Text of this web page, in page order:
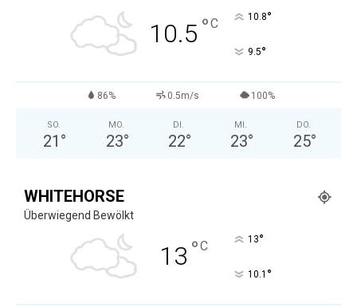
10.5 °C 10.8°
9.5°
86% 0.5m/s 100%
SO.
21 °
MO.
23°
DI.
22°
MI.
23°
DO.
25°
WHITEHORSE
Überwiegend Bewölkt
13 °C 13°
10.1 °